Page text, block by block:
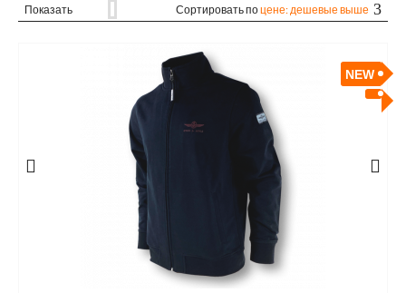
Показать Сортировать поцене: дешевые выше
NEW